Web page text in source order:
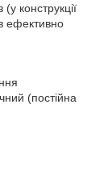
конструкції
ефективно
(постійна